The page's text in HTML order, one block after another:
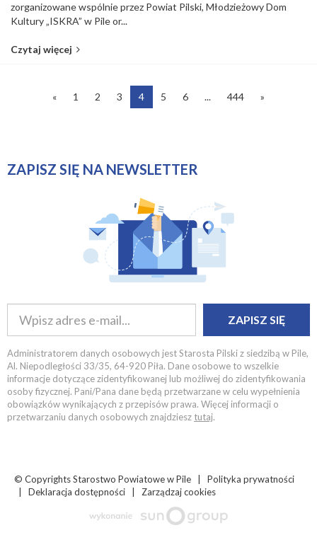
zorganizowane wspólnie przez Powiat Pilski, Młodzieżowy Dom
Kultury „ISKRA” w Pile or...
Czytaj więcej
« 1 2 3 4 5 6 ... 444 »
ZAPISZ SIĘ NA NEWSLETTER
ZAPISZ SIĘ
Administratorem danych osobowych jest Starosta Pilski z siedzibą w Pile,
Al. Niepodległości 33/35, 64-920 Piła. Dane osobowe to wszelkie
informacje dotyczące zidentyfikowanej lub możliwej do zidentyfikowania
osoby fizycznej. Pani/Pana dane będą przetwarzane w celu wypełnienia
obowiązków wynikających z przepisów prawa. Więcej informacji o
przetwarzaniu danych osobowych znajdziesz tutaj.
© CopyrightsStarostwo Powiatowe w Pile | Polityka prywatności
Deklaracja dostępności Zarządzaj cookies